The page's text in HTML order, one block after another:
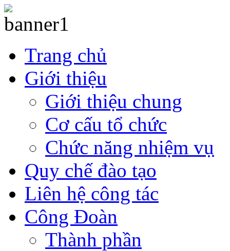
Trang chủ
Giới thiệu
Giới thiệu chung
Cơ cấu tổ chức
Chức năng nhiệm vụ
Quy chế đào tạo
Liên hệ công tác
Công Đoàn
Thành phần